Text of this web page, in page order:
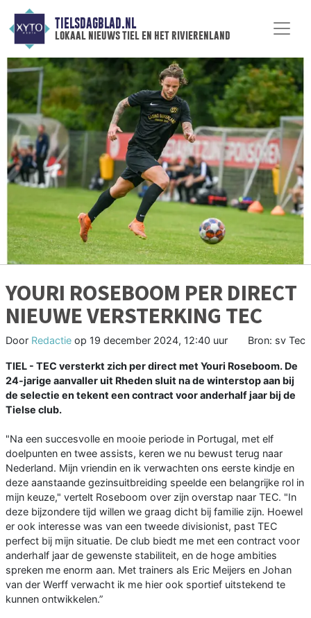
TIELSDAGBLAD.NL
lokaal nieuws tiel en het rivierenland
YOURI ROSEBOOM PER DIRECT
NIEUWE VERSTERKING TEC
Door Redactie op 19 december 2024, 12:40 uur Bron: sv Tec
TIEL - TEC versterkt zich per direct met Youri Roseboom. De
24-jarige aanvaller uit Rheden sluit na de winterstop aan bij
de selectie en tekent een contract voor anderhalf jaar bij de
Tielse club.
"Na een succesvolle en mooie periode in Portugal, met elf
doelpunten en twee assists, keren we nu bewust terug naar
Nederland. Mijn vriendin en ik verwachten ons eerste kindje en
deze aanstaande gezinsuitbreiding speelde een belangrijke rol in
mijn keuze," vertelt Roseboom over zijn overstap naar TEC. "In
deze bijzondere tijd willen we graag dicht bij familie zijn. Hoewel
er ook interesse was van een tweede divisionist, past TEC
perfect bij mijn situatie. De club biedt me met een contract voor
anderhalf jaar de gewenste stabiliteit, en de hoge ambities
spreken me enorm aan. Met trainers als Eric Meijers en Johan
van der Werff verwacht ik me hier ook sportief uitstekend te
kunnen ontwikkelen.”